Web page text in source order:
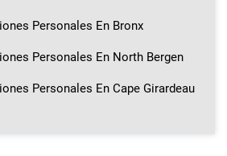
Personales En Bronx
Personales En North Bergen
Personales En Cape Girardeau